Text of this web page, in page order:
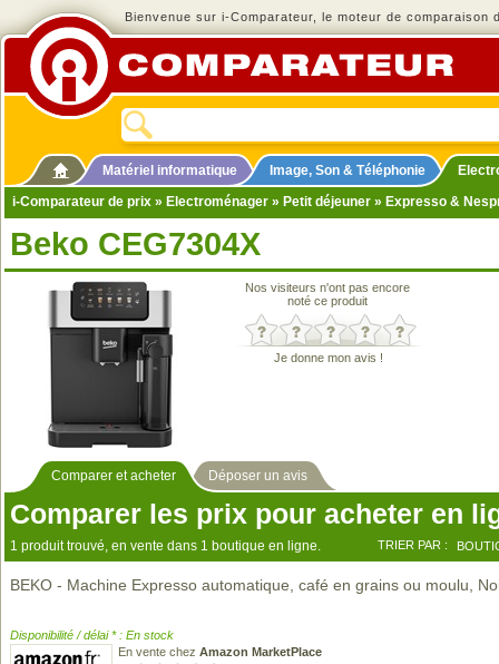
Bienvenue sur i-Comparateur, le moteur de comparaison
Matériel informatique Image, Son & Téléphonie
i-Comparateur de prix » Electroménager » Petit déjeuner » Expresso &
Beko CEG7304X
Nos visiteurs n'ont pas encore
noté ce produit
Je donne mon avis !
Comparer et acheter Déposer un avis
Comparer les prix pour acheter en
1 produit trouvé, en vente dans 1 boutique en ligne. TRIER PAR :
BEKO - Machine Expresso automatique, café en grains ou moulu,
Disponibilité / délai * : En stock
En vente chez Amazon MarketPlace